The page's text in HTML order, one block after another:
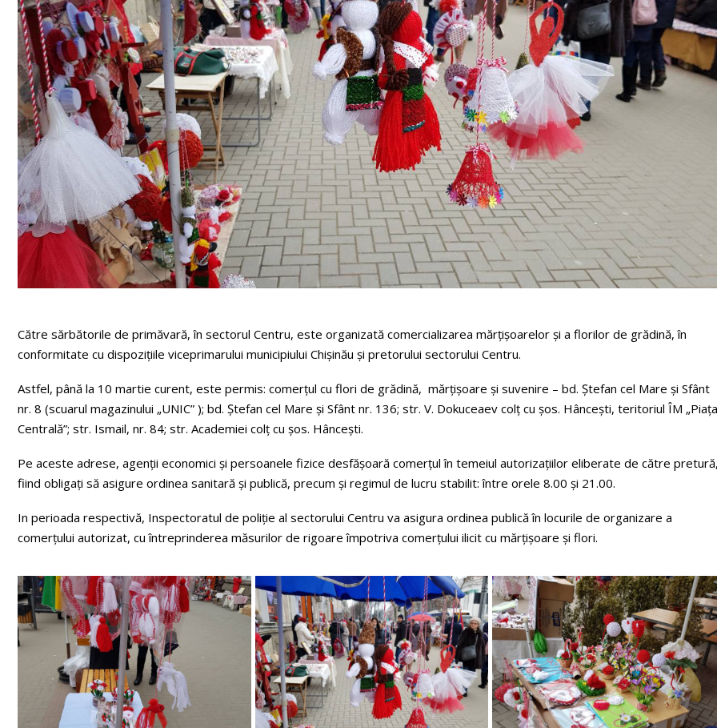
Către sărbătorile de primăvară, în sectorul Centru, este organizată comercializarea mărţişoarelor şi a florilor de grădină, în
conformitate cu dispoziţiile viceprimarului municipiului Chişinău şi pretorului sectorului Centru.
Astfel, până la 10 martie curent, este permis: comerţul cu flori de grădină, mărțișoare şi suvenire – bd. Ştefan cel Mare şi Sfânt
nr. 8 (scuarul magazinului „UNIC” ); bd. Ştefan cel Mare şi Sfânt nr. 136; str. V. Dokuceaev colţ cu şos. Hânceşti, teritoriul ÎM „Piaţa
Centrală”; str. Ismail, nr. 84; str. Academiei colţ cu şos. Hânceşti.
Pe aceste adrese, agenţii economici şi persoanele fizice desfăşoară comerţul în temeiul autorizaţiilor eliberate de către
fiind obligaţi să asigure ordinea sanitară şi publică, precum şi regimul de lucru stabilit: între orele 8.00 şi 21.00.
In perioada respectivă, Inspectoratul de poliţie al sectorului Centru va asigura ordinea publică în locurile de organizare a
comerţului autorizat, cu întreprinderea măsurilor de rigoare împotriva comerţului ilicit cu mărţişoare şi flori.